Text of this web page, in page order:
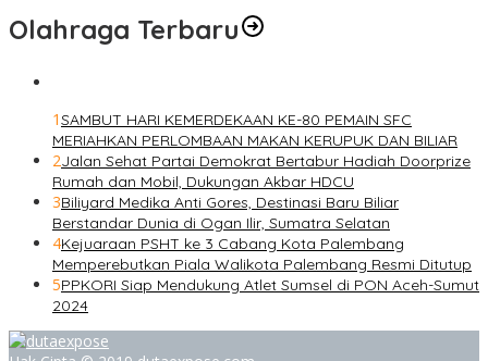
Olahraga Terbaru
1SAMBUT HARI KEMERDEKAAN KE-80 PEMAIN SFC
MERIAHKAN PERLOMBAAN MAKAN KERUPUK DAN BILIAR
2Jalan Sehat Partai Demokrat Bertabur Hadiah Doorprize
Rumah dan Mobil, Dukungan Akbar HDCU
3Biliyard Medika Anti Gores, Destinasi Baru Biliar
Berstandar Dunia di Ogan Ilir, Sumatra Selatan
4Kejuaraan PSHT ke 3 Cabang Kota Palembang
Memperebutkan Piala Walikota Palembang Resmi Ditutup
5PPKORI Siap Mendukung Atlet Sumsel di PON Aceh-Sumut
2024